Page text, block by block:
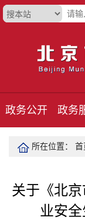
政务公开 政务
所在位置： 首
关于《北
业安